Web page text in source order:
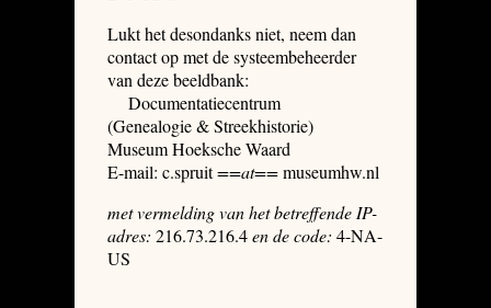
Lukt het desondanks niet, neem dan
contact op met de systeembeheerder
van deze beeldbank:
Documentatiecentrum
(Genealogie & Streekhistorie)
Museum Hoeksche Waard
E-mail: c.spruit==at==museumhw.nl
met vermelding van het betreffende IP-
adres: 216.73.216.4en de code: 4-NA-
US